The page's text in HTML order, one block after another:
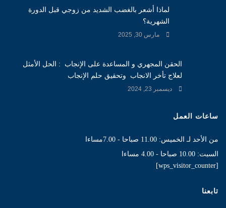
لماذا أشعر بالغضب الشديد من زوجي قبل الدورة
الشهرية؟
مارس 30, 2025
الحقن المجهري و المساعدة على الإنجاب : الحل الأمثل
لعلاج تأخر الانجاب وتحقيق حلم الإنجاب
ديسمبر 23, 2024
ساعات العمل
من الأحد لـ الخميس: 11.00 صباحا - 7.00مساءا
السبت: 10.00 صباحا - 4.00 مساءا
[wps_visitor_counter]
تابعنا